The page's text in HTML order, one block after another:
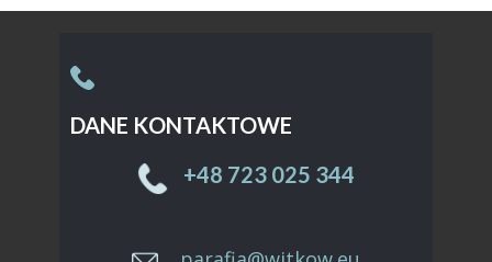
Sample text. Click to select the text box. Click
again or double click to start editing the text.
DANE KONTAKTOWE
+48 ​723 025 344